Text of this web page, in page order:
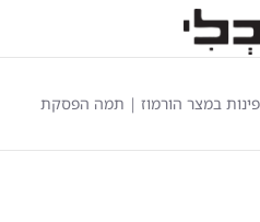
במצר הורמוז | תמה הפסקת